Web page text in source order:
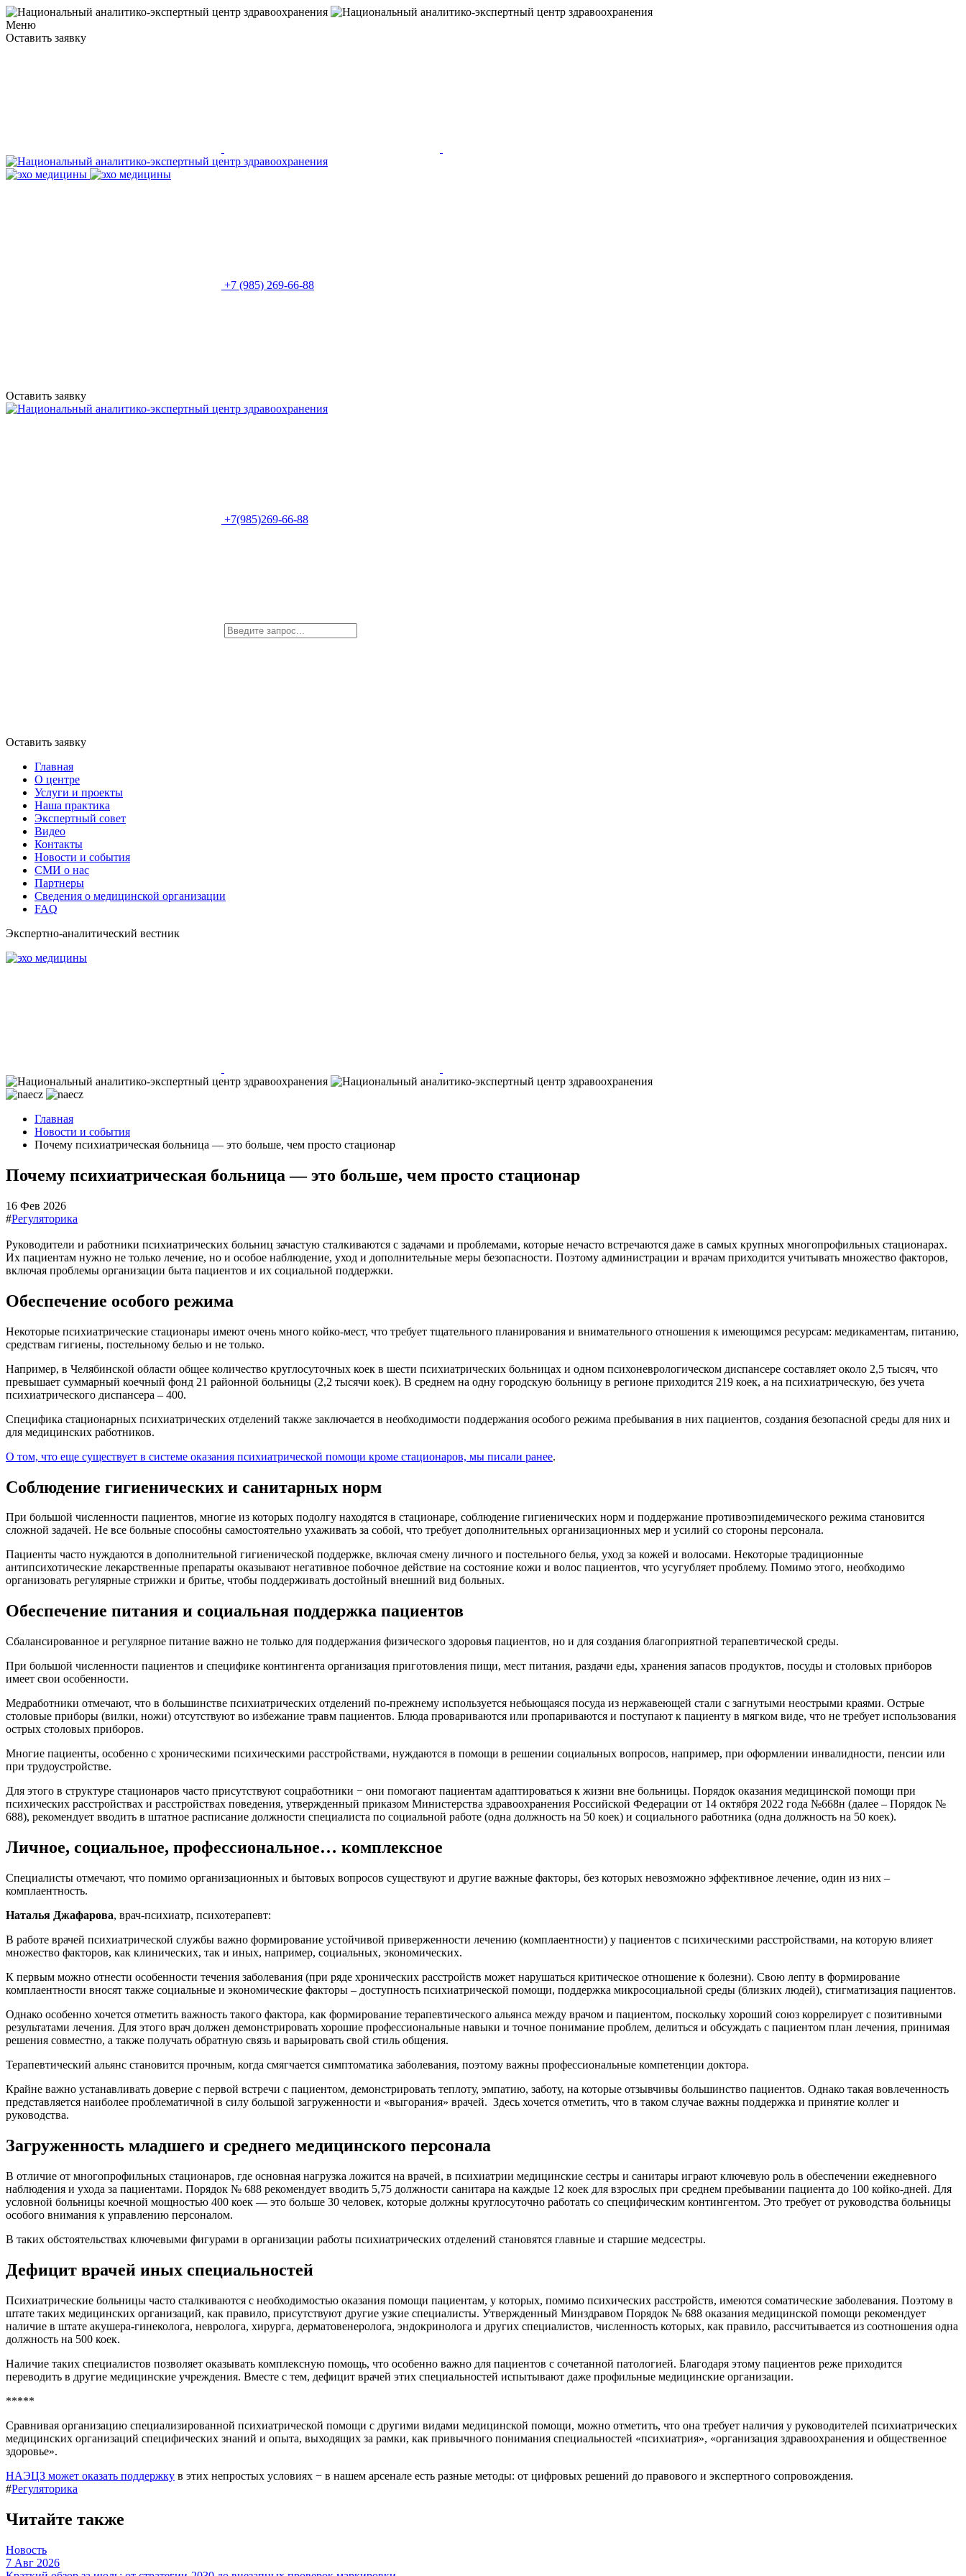
Меню
Оставить заявку
+7 (985) 269-66-88
Оставить заявку
+7(985)269-66-88
Оставить заявку
Главная
О центре
Услуги и проекты
Наша практика
Экспертный совет
Видео
Контакты
Новости и события
СМИ о нас
Партнеры
Сведения о медицинской организации
FAQ
Экспертно-аналитический вестник
Главная
Новости и события
Почему психиатрическая больница — это больше, чем просто стационар
Почему психиатрическая больница — это больше, чем просто стационар
16 Фев 2026
#Регуляторика
Руководители и работники психиатрических больниц зачастую сталкиваются с задачами и проблемами, которые нечасто встречаются даже в самых крупных многопрофильных стационарах.
Их пациентам нужно не только лечение, но и особое наблюдение, уход и дополнительные меры безопасности. Поэтому администрации и врачам приходится учитывать множество факторов,
включая проблемы организации быта пациентов и их социальной поддержки.
Обеспечение особого режима
Некоторые психиатрические стационары имеют очень много койко-мест, что требует тщательного планирования и внимательного отношения к имеющимся ресурсам: медикаментам, питанию,
средствам гигиены, постельному белью и не только.
Например, в Челябинской области общее количество круглосуточных коек в шести психиатрических больницах и одном психоневрологическом диспансере составляет около 2,5 тысяч, что
превышает суммарный коечный фонд 21 районной больницы (2,2 тысячи коек). В среднем на одну городскую больницу в регионе приходится 219 коек, а на психиатрическую, без учета
психиатрического диспансера – 400.
Специфика стационарных психиатрических отделений также заключается в необходимости поддержания особого режима пребывания в них пациентов, создания безопасной среды для них и
для медицинских работников.
О том, что еще существует в системе оказания психиатрической помощи кроме стационаров, мы писали ранее.
Соблюдение гигиенических и санитарных норм
При большой численности пациентов, многие из которых подолгу находятся в стационаре, соблюдение гигиенических норм и поддержание противоэпидемического режима становится
сложной задачей. Не все больные способны самостоятельно ухаживать за собой, что требует дополнительных организационных мер и усилий со стороны персонала.
Пациенты часто нуждаются в дополнительной гигиенической поддержке, включая смену личного и постельного белья, уход за кожей и волосами. Некоторые традиционные
антипсихотические лекарственные препараты оказывают негативное побочное действие на состояние кожи и волос пациентов, что усугубляет проблему. Помимо этого, необходимо
организовать регулярные стрижки и бритье, чтобы поддерживать достойный внешний вид больных.
Обеспечение питания и социальная поддержка пациентов
Сбалансированное и регулярное питание важно не только для поддержания физического здоровья пациентов, но и для создания благоприятной терапевтической среды.
При большой численности пациентов и специфике контингента организация приготовления пищи, мест питания, раздачи еды, хранения запасов продуктов, посуды и столовых приборов
имеет свои особенности.
Медработники отмечают, что в большинстве психиатрических отделений по-прежнему используется небьющаяся посуда из нержавеющей стали с загнутыми неострыми краями. Острые
столовые приборы (вилки, ножи) отсутствуют во избежание травм пациентов. Блюда провариваются или пропариваются и поступают к пациенту в мягком виде, что не требует использования
острых столовых приборов.
Многие пациенты, особенно с хроническими психическими расстройствами, нуждаются в помощи в решении социальных вопросов, например, при оформлении инвалидности, пенсии или
при трудоустройстве.
Для этого в структуре стационаров часто присутствуют соцработники − они помогают пациентам адаптироваться к жизни вне больницы. Порядок оказания медицинской помощи при
психических расстройствах и расстройствах поведения, утвержденный приказом Министерства здравоохранения Российской Федерации от 14 октября 2022 года №668н (далее – Порядок №
688), рекомендует вводить в штатное расписание должности специалиста по социальной работе (одна должность на 50 коек) и социального работника (одна должность на 50 коек).
Личное, социальное, профессиональное… комплексное
Специалисты отмечают, что помимо организационных и бытовых вопросов существуют и другие важные факторы, без которых невозможно эффективное лечение, один из них –
комплаентность.
Наталья Джафарова, врач-психиатр, психотерапевт:
В работе врачей психиатрической службы важно формирование устойчивой приверженности лечению (комплаентности) у пациентов с психическими расстройствами, на которую влияет
множество факторов, как клинических, так и иных, например, социальных, экономических.
К первым можно отнести особенности течения заболевания (при ряде хронических расстройств может нарушаться критическое отношение к болезни). Свою лепту в формирование
комплаентности вносят также социальные и экономические факторы – доступность психиатрической помощи, поддержка микросоциальной среды (близких людей), стигматизация пациентов.
Однако особенно хочется отметить важность такого фактора, как формирование терапевтического альянса между врачом и пациентом, поскольку хороший союз коррелирует с позитивными
результатами лечения. Для этого врач должен демонстрировать хорошие профессиональные навыки и точное понимание проблем, делиться и обсуждать с пациентом план лечения, принимая
решения совместно, а также получать обратную связь и варьировать свой стиль общения.
Терапевтический альянс становится прочным, когда смягчается симптоматика заболевания, поэтому важны профессиональные компетенции доктора.
Крайне важно устанавливать доверие с первой встречи с пациентом, демонстрировать теплоту, эмпатию, заботу, на которые отзывчивы большинство пациентов. Однако такая вовлеченность
представляется наиболее проблематичной в силу большой загруженности и «выгорания» врачей. Здесь хочется отметить, что в таком случае важны поддержка и принятие коллег и
руководства.
Загруженность младшего и среднего медицинского персонала
В отличие от многопрофильных стационаров, где основная нагрузка ложится на врачей, в психиатрии медицинские сестры и санитары играют ключевую роль в обеспечении ежедневного
наблюдения и ухода за пациентами. Порядок № 688 рекомендует вводить 5,75 должности санитара на каждые 12 коек для взрослых при среднем пребывании пациента до 100 койко-дней. Для
условной больницы коечной мощностью 400 коек — это больше 30 человек, которые должны круглосуточно работать со специфическим контингентом. Это требует от руководства больницы
особого внимания к управлению персоналом.
В таких обстоятельствах ключевыми фигурами в организации работы психиатрических отделений становятся главные и старшие медсестры.
Дефицит врачей иных специальностей
Психиатрические больницы часто сталкиваются с необходимостью оказания помощи пациентам, у которых, помимо психических расстройств, имеются соматические заболевания. Поэтому в
штате таких медицинских организаций, как правило, присутствуют другие узкие специалисты. Утвержденный Минздравом Порядок № 688 оказания медицинской помощи рекомендует
наличие в штате акушера-гинеколога, невролога, хирурга, дерматовенеролога, эндокринолога и других специалистов, численность которых, как правило, рассчитывается из соотношения одна
должность на 500 коек.
Наличие таких специалистов позволяет оказывать комплексную помощь, что особенно важно для пациентов с сочетанной патологией. Благодаря этому пациентов реже приходится
переводить в другие медицинские учреждения. Вместе с тем, дефицит врачей этих специальностей испытывают даже профильные медицинские организации.
*****
Сравнивая организацию специализированной психиатрической помощи с другими видами медицинской помощи, можно отметить, что она требует наличия у руководителей психиатрических
медицинских организаций специфических знаний и опыта, выходящих за рамки, как привычного понимания специальностей «психиатрия», «организация здравоохранения и общественное
здоровье».
НАЭЦЗ может оказать поддержку в этих непростых условиях − в нашем арсенале есть разные методы: от цифровых решений до правового и экспертного сопровождения.
#Регуляторика
Читайте также
Новость
7 Авг 2026